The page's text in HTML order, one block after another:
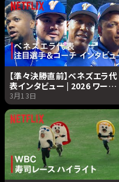
【準々決勝直前】ベネズエラ代
表インタビュー | 2026 ワールド
ベースボールクラシック |
Netflix Japan
3月13日